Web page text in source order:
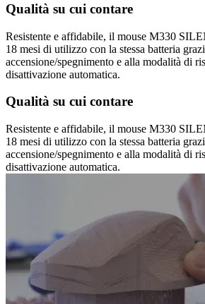
Qualità su cui contare
Resistente e affidabile, il mouse M330
18 mesi di utilizzo con la stessa batteria
accensione/spegnimento e alla modalità di
disattivazione automatica.
Qualità su cui contare
Resistente e affidabile, il mouse M330
18 mesi di utilizzo con la stessa batteria
accensione/spegnimento e alla modalità di
disattivazione automatica.